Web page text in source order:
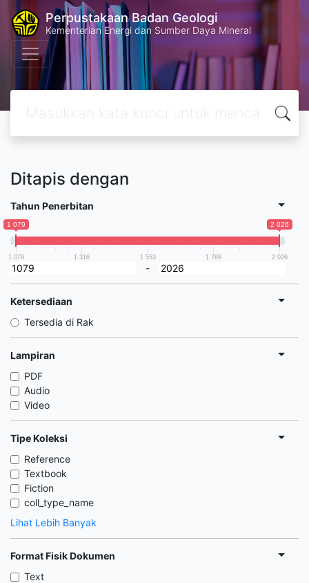
Perpustakaan Badan Geologi
Kementerian Energi dan Sumber Daya Mineral
Ditapis dengan
Tahun Penerbitan
1 079 2 026
1 079 1 316 1 553 1 789 2 026
-
Ketersediaan
Tersedia di Rak
Lampiran
PDF
Audio
Video
Tipe Koleksi
Reference
Textbook
Fiction
coll_type_name
Lihat Lebih Banyak
Format Fisik Dokumen
Text